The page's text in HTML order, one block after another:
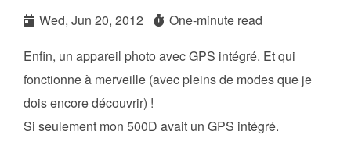
Wed, Jun 20, 2012
One-minute read
Enfin, un appareil photo avec GPS intégré. Et qui
fonctionne à merveille (avec pleins de modes que je
dois encore découvrir) !
Si seulement mon 500D avait un GPS intégré.